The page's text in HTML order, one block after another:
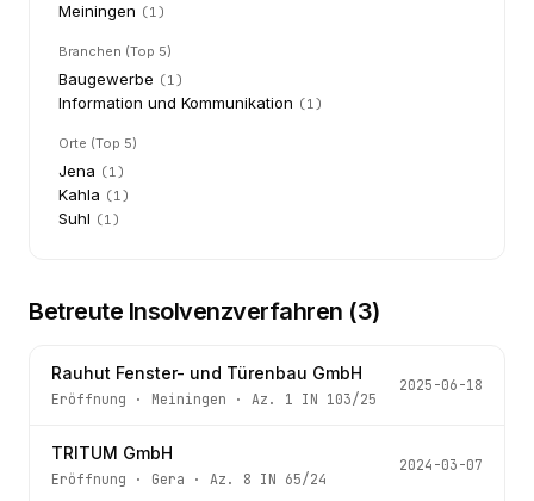
Meiningen (1)
Branchen (Top 5)
Baugewerbe (1)
Information und Kommunikation (1)
Orte (Top 5)
Jena (1)
Kahla (1)
Suhl (1)
Betreute Insolvenzverfahren (3)
Rauhut Fenster- und Türenbau GmbH
Eröffnung · Meiningen · Az. 1 IN 103/25
2025-06-18
TRITUM GmbH
Eröffnung · Gera · Az. 8 IN 65/24
2024-03-07